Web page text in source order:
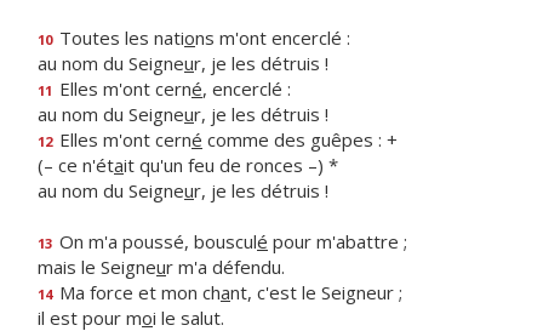
10 Toutes les nations m'ont encerclé :
au nom du Seigneur, je les détruis !
11 Elles m'ont cerné, encerclé :
au nom du Seigneur, je les détruis !
12 Elles m'ont cerné comme des guêpes : +
(– ce n'était qu'un feu de ronces –) *
au nom du Seigneur, je les détruis !
13 On m'a poussé, bousculé pour m'abattre ;
mais le Seigneur m'a défendu.
14 Ma force et mon chant, c'est le Seigneur ;
il est pour moi le salut.